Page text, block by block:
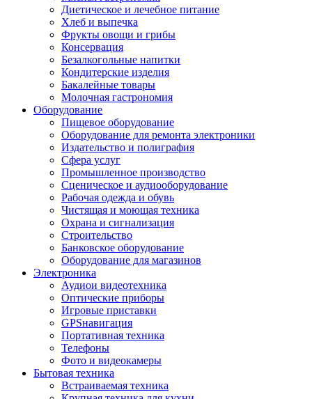
Диетическое и лечебное питание
Хлеб и выпечка
Фрукты овощи и грибы
Консервация
Безалкогольные напитки
Кондитерские изделия
Бакалейные товары
Молочная гастрономия
Оборудование
Пищевое оборудование
Оборудование для ремонта электроники
Издательство и полиграфия
Сфера услуг
Промышленное производство
Сценическое и аудиооборудование
Рабочая одежда и обувь
Чистящая и моющая техника
Охрана и сигнализация
Строительство
Банковское оборудование
Оборудование для магазинов
Электроника
Аудиои видеотехника
Оптические приборы
Игровые приставки
GPSнавигация
Портативная техника
Телефоны
Фото и видеокамеры
Бытовая техника
Встраиваемая техника